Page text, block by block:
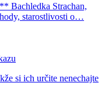
Bachledka Strachan,
starostlivosti o…
si ich určite nenechajte